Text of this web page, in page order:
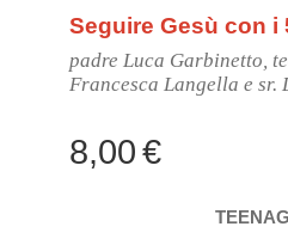
Seguire Gesù con i
padre Luca Garbinetto,
Francesca Langella e sr.
8,00€